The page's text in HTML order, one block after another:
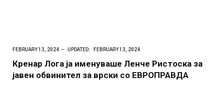
FEBRUARY 13, 2024 UPDATED: FEBRUARY 13, 2024
Кренар Лога ја именуваше Ленче Ристоска за
јавен обвинител за врски со ЕВРОПРАВДА